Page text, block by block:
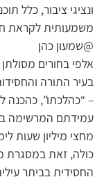
ונציגי ציבור, כלל
משמעותית לקראת
@שמעון כהן
אלפי בחורים
בעיר התורה
– “כהלכתו”,
עמידתם המרשימה
מחצי מיליון שעות
כולה, זאת במסגרת
החסידית בביתר